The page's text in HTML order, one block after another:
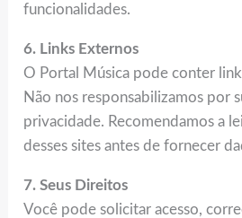
funcionalidades.
6. Links Externos
O Portal Música pode conter
Não nos responsabilizamos por
privacidade. Recomendamos a
desses sites antes de fornecer
7. Seus Direitos
Você pode solicitar acesso,